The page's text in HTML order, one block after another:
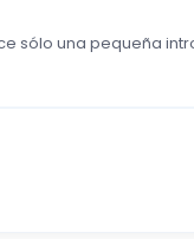
sólo una pequeña